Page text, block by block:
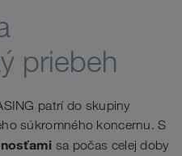
priebeh
patrí do skupiny
súkromného koncernu. S
sa počas celej doby